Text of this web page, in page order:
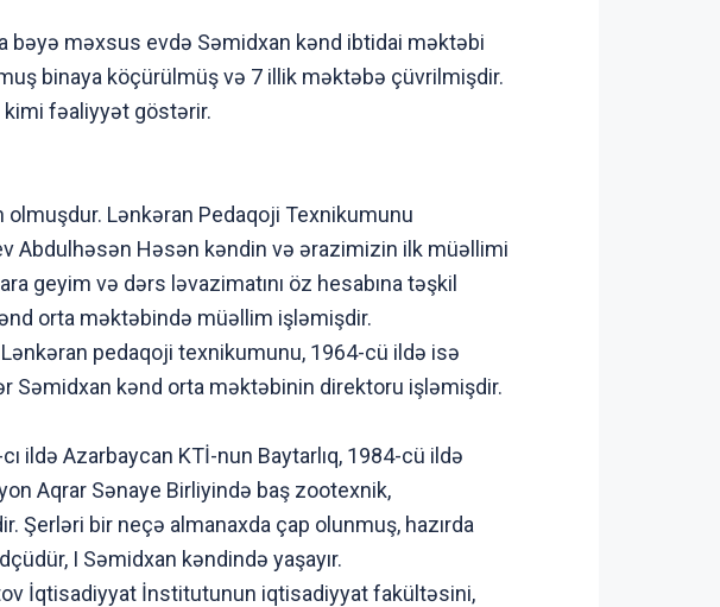
bəyə məxsus evdə Səmidxan kənd ibtidai məktəbi
binaya köçürülmüş və 7 illik məktəbə çüvrilmişdir.
kimi fəaliyyət göstərir.
Lənkəran Pedaqoji Texnikumunu
Abdulhəsən Həsən kəndin və ərazimizin ilk müəllimi
geyim və dərs ləvazimatını öz hesabına təşkil
orta məktəbində müəllim işləmişdir.
pedaqoji texnikumunu, 1964-cü ildə isə
Səmidxan kənd orta məktəbinin direktoru işləmişdir.
ildə Azarbaycan KTİ-nun Baytarlıq, 1984-cü ildə
Aqrar Sənaye Birliyində baş zootexnik,
Şerləri bir neçə almanaxda çap olunmuş, hazırda
I Səmidxan kəndində yaşayır.
İqtisadiyyat İnstitutunun iqtisadiyyat fakültəsini,